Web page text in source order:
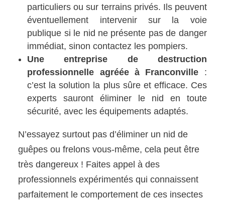
particuliers ou sur terrains privés. Ils peuvent
éventuellement intervenir sur la voie
publique si le nid ne présente pas de danger
immédiat, sinon contactez les pompiers.
Une entreprise de destruction
professionnelle agréée à Franconville :
c’est la solution la plus sûre et efficace. Ces
experts sauront éliminer le nid en toute
sécurité, avec les équipements adaptés.
N’essayez surtout pas d’éliminer un nid de
guêpes ou frelons vous-même, cela peut être
très dangereux ! Faites appel à des
professionnels expérimentés qui connaissent
parfaitement le comportement de ces insectes